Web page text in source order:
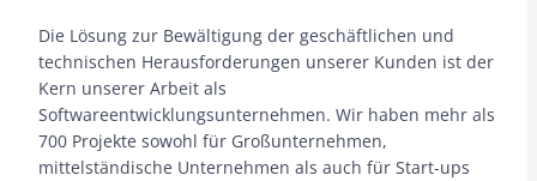
Die Lösung zur Bewältigung der geschäftlichen und
technischen Herausforderungen unserer Kunden ist der
Kern unserer Arbeit als
Softwareentwicklungsunternehmen. Wir haben mehr als
700 Projekte sowohl für Großunternehmen,
mittelständische Unternehmen als auch für Start-ups